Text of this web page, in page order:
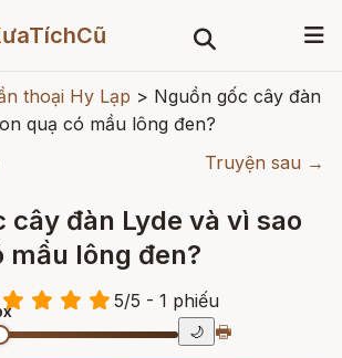
thoại Hy Lạp > Nguồn gốc cây đàn
quạ có mầu lông đen?
Truyện sau →
cây đàn Lyde và vì sao
mầu lông đen?
5/5 - 1 phiếu
🌙 🖶